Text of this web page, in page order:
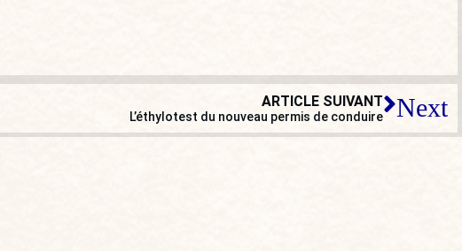
ARTICLE SUIVANT
L’éthylotest du nouveau permis de conduire Next